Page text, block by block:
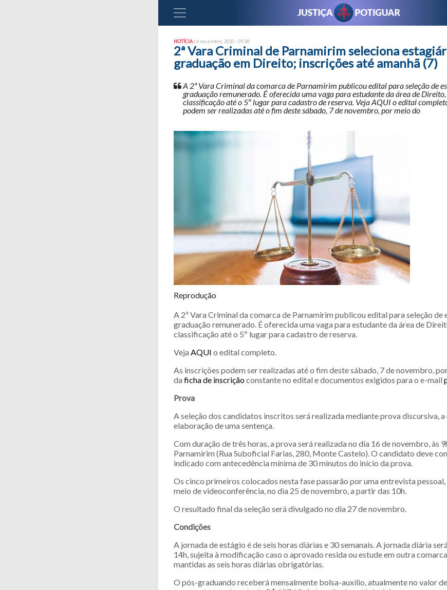
NOTÍCIA | 6 novembro, 2020 - 09:28
2ª Vara Criminal de Parnamirim seleciona
graduação em Direito; inscrições até amanhã (7)
A 2ª Vara Criminal da comarca de Parnamirim publicou edital para seleção de
graduação remunerado. É oferecida uma vaga para estudante da área de
classificação até o 5º lugar para cadastro de reserva. Veja AQUI o edital
podem ser realizadas até o fim deste sábado, 7 de novembro, por meio do
Reprodução
A 2ª Vara Criminal da comarca de Parnamirim publicou edital para seleção de
graduação remunerado. É oferecida uma vaga para estudante da área de
classificação até o 5º lugar para cadastro de reserva.
Veja AQUI o edital completo.
As inscrições podem ser realizadas até o fim deste sábado, 7 de novembro,
da ficha de inscriçãoconstante no edital e documentos exigidos para o e-mail
Prova
A seleção dos candidatos inscritos será realizada mediante prova discursiva,
elaboração de uma sentença.
Com duração de três horas, a prova será realizada no dia 16 de novembro, às
Parnamirim (Rua Suboficial Farias, 280, Monte Castelo). O candidato deve
indicado com antecedência mínima de 30 minutos do início da prova.
Os cinco primeiros colocados nesta fase passarão por uma entrevista
meio de videoconferência, no dia 25 de novembro, a partir das 10h.
O resultado final da seleção será divulgado no dia 27 de novembro.
Condições
A jornada de estágio é de seis horas diárias e 30 semanais. A jornada diária
14h, sujeita à modificação caso o aprovado resida ou estude em outra
mantidas as seis horas diárias obrigatórias.
O pós-graduando receberá mensalmente bolsa-auxílio, atualmente no valor